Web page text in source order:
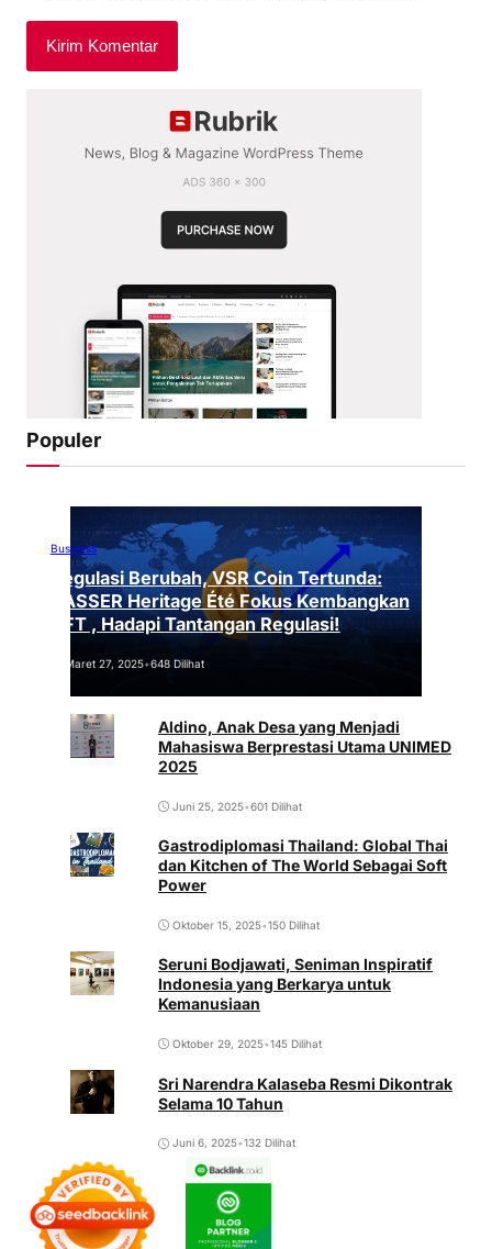
Populer
Business
Regulasi Berubah, VSR Coin Tertunda:
VASSER Heritage Été Fokus Kembangkan
NFT , Hadapi Tantangan Regulasi!
Maret 27, 2025•648 Dilihat
Aldino, Anak Desa yang Menjadi
Mahasiswa Berprestasi Utama UNIMED
2025
Juni 25, 2025•601 Dilihat
Gastrodiplomasi Thailand: Global Thai
dan Kitchen of The World Sebagai Soft
Power
Oktober 15, 2025•150 Dilihat
Seruni Bodjawati, Seniman Inspiratif
Indonesia yang Berkarya untuk
Kemanusiaan
Oktober 29, 2025•145 Dilihat
Sri Narendra Kalaseba Resmi Dikontrak
Selama 10 Tahun
Juni 6, 2025•132 Dilihat